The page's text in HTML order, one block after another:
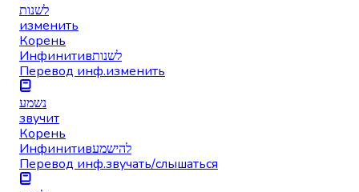
לשנות
изменить
Корень
Инфинитивלשנות
Перевод инф.изменить
נשמע
звучит
Корень
Инфинитивלהישמע
Перевод инф.звучать/слышаться